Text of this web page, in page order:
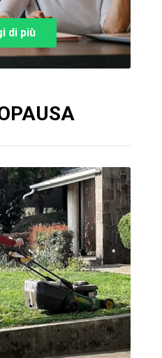
di più